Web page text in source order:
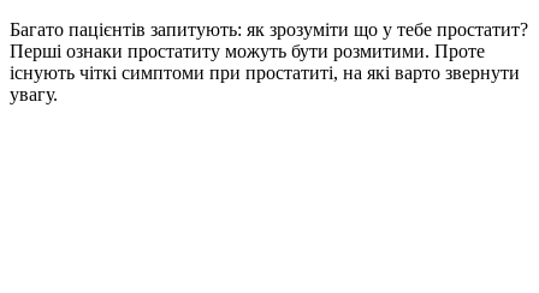
Багато пацієнтів запитують: як зрозуміти що у тебе простатит?
Перші ознаки простатиту можуть бути розмитими. Проте
існують чіткі симптоми при простатиті, на які варто звернути
увагу.